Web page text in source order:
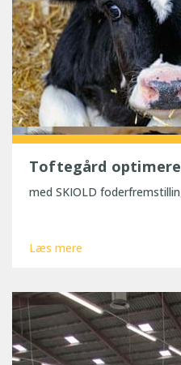
Toftegård
med SKIOLD
Læs mere